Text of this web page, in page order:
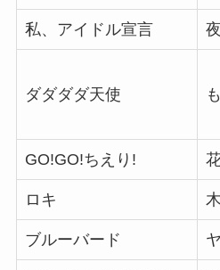
私、アイドル宣言
ダダダダ天使
GO!GO!ちえり!
ロキ
ブルーバード